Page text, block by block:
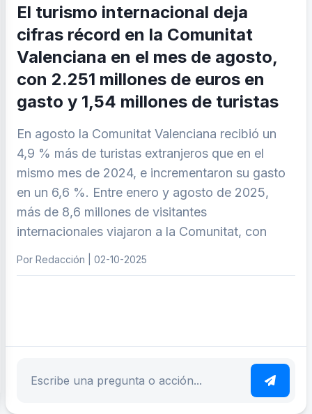
El turismo internacional deja
cifras récord en la Comunitat
Valenciana en el mes de agosto,
con 2.251 millones de euros en
gasto y 1,54 millones de turistas
En agosto la Comunitat Valenciana recibió un
4,9 % más de turistas extranjeros que en el
mismo mes de 2024, e incrementaron su gasto
en un 6,6 %. Entre enero y agosto de 2025,
más de 8,6 millones de visitantes
internacionales viajaron a la Comunitat, con
Por Redacción | 02-10-2025
Escribe tu pregunta